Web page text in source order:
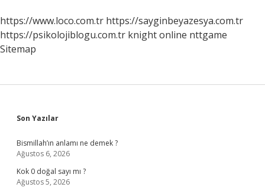
https://www.loco.com.tr https://sayginbeyazesya.com.tr
https://psikolojiblogu.com.tr knight online nttgame
Sitemap
Sidebar
Son Yazılar
Bismillah’ın anlamı ne demek ?
Ağustos 6, 2026
Kok 0 doğal sayı mı ?
Ağustos 5, 2026